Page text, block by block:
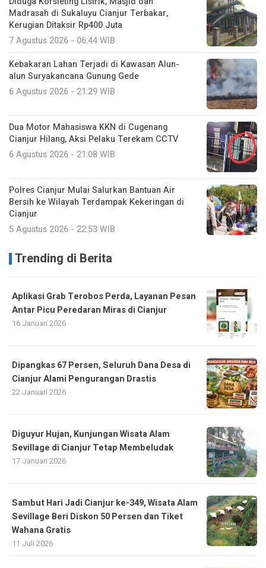
Madrasah di Sukaluyu Cianjur Terbakar,
Kerugian Ditaksir Rp400 Juta
7 Agustus 2026 - 06:44 WIB
Kebakaran Lahan Terjadi di Kawasan Alun-
alun Suryakancana Gunung Gede
6 Agustus 2026 - 21:29 WIB
Dua Motor Mahasiswa KKN di Cugenang
Cianjur Hilang, Aksi Pelaku Terekam CCTV
6 Agustus 2026 - 21:08 WIB
Polres Cianjur Mulai Salurkan Bantuan Air
Bersih ke Wilayah Terdampak Kekeringan di
Cianjur
5 Agustus 2026 - 22:53 WIB
Trending di Berita
Aplikasi Grab Terobos Perda, Layanan Pesan
Antar Picu Peredaran Miras di Cianjur
16 Januari 2026
Dipangkas 67 Persen, Seluruh Dana Desa di
Cianjur Alami Pengurangan Drastis
22 Januari 2026
Diguyur Hujan, Kunjungan Wisata Alam
Sevillage di Cianjur Tetap Membeludak
17 Januari 2026
Sambut Hari Jadi Cianjur ke-349, Wisata Alam
Sevillage Beri Diskon 50 Persen dan Tiket
Wahana Gratis
11 Juli 2026